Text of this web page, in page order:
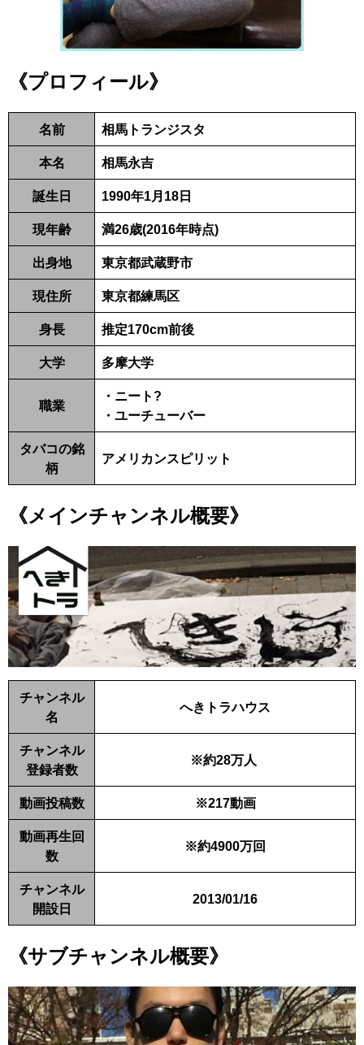
《プロフィール》
名前 相馬トランジスタ
本名 相馬永吉
誕生日 1990年1月18日
現年齢 満26歳(2016年時点)
出身地 東京都武蔵野市
現住所 東京都練馬区
身長 推定170cm前後
大学 多摩大学
職業
・ニート?
・ユーチューバー
タバコの銘
柄
アメリカンスピリット
《メインチャンネル概要》
チャンネル
名
へきトラハウス
チャンネル
登録者数
※約28万人
動画投稿数 ※217動画
動画再生回
数
※約4900万回
チャンネル
開設日
2013/01/16
《サブチャンネル概要》